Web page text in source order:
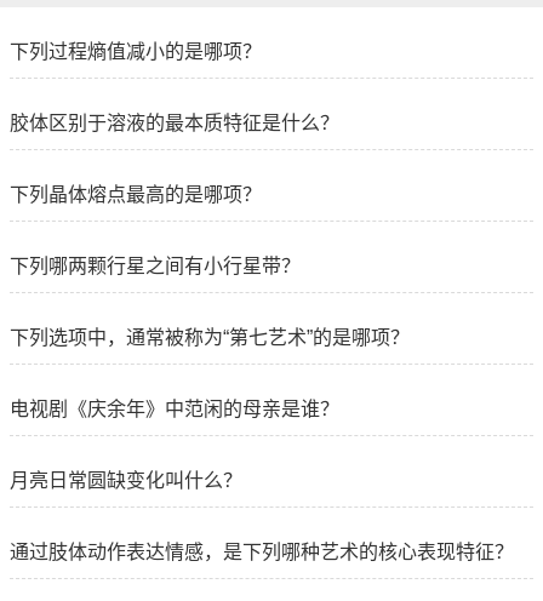
下列过程熵值减小的是哪项？
胶体区别于溶液的最本质特征是什么？
下列晶体熔点最高的是哪项？
下列哪两颗行星之间有小行星带？
下列选项中，通常被称为“第七艺术”的是哪项？
电视剧《庆余年》中范闲的母亲是谁？
月亮日常圆缺变化叫什么？
通过肢体动作表达情感，是下列哪种艺术的核心表现特征？